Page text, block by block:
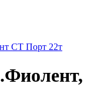
СТ Порт 22т